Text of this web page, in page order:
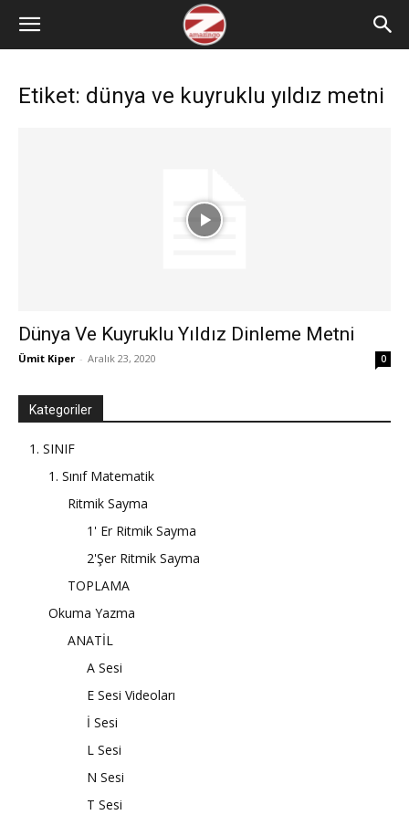
Etiket: dünya ve kuyruklu yıldız metni
Dünya Ve Kuyruklu Yıldız Dinleme Metni
Ümit Kiper - Aralık 23, 2020 0
Kategoriler
1. SINIF
1. Sınıf Matematik
Ritmik Sayma
1' Er Ritmik Sayma
2'Şer Ritmik Sayma
TOPLAMA
Okuma Yazma
ANATİL
A Sesi
E Sesi Videoları
İ Sesi
L Sesi
N Sesi
T Sesi